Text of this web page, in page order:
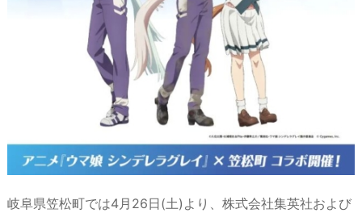
岐阜県笠松町では4月26日(土)より、株式会社集英社および